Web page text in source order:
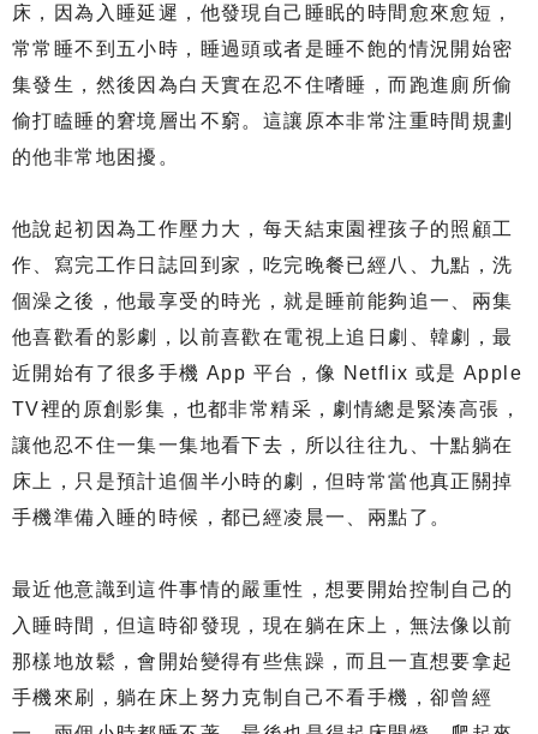
床，因為入睡延遲，他發現自己睡眠的時間愈來愈短，
常常睡不到五小時，睡過頭或者是睡不飽的情況開始密
集發生，然後因為白天實在忍不住嗜睡，而跑進廁所偷
偷打瞌睡的窘境層出不窮。這讓原本非常注重時間規劃
的他非常地困擾。
他說起初因為工作壓力大，每天結束園裡孩子的照顧工
作、寫完工作日誌回到家，吃完晚餐已經八、九點，洗
個澡之後，他最享受的時光，就是睡前能夠追一、兩集
他喜歡看的影劇，以前喜歡在電視上追日劇、韓劇，最
近開始有了很多手機 App 平台，像 Netflix 或是 Apple
TV裡的原創影集，也都非常精采，劇情總是緊湊高張，
讓他忍不住一集一集地看下去，所以往往九、十點躺在
床上，只是預計追個半小時的劇，但時常當他真正關掉
手機準備入睡的時候，都已經凌晨一、兩點了。
最近他意識到這件事情的嚴重性，想要開始控制自己的
入睡時間，但這時卻發現，現在躺在床上，無法像以前
那樣地放鬆，會開始變得有些焦躁，而且一直想要拿起
手機來刷，躺在床上努力克制自己不看手機，卻曾經